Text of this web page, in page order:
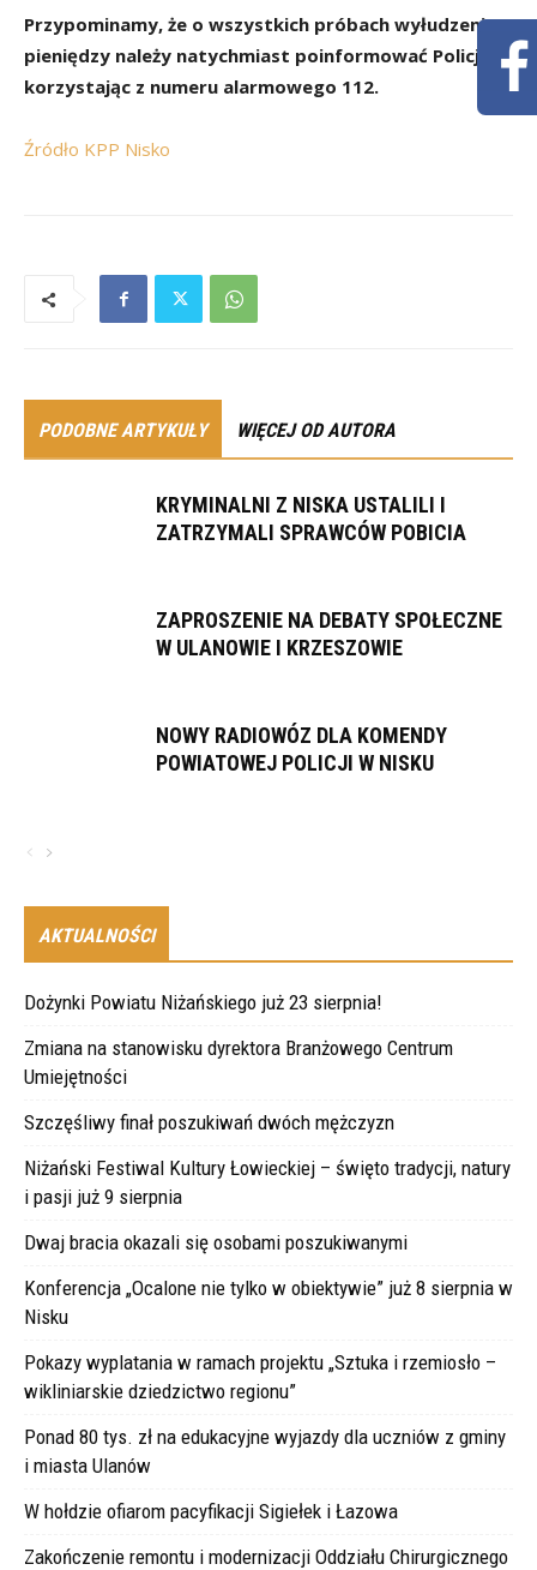
Przypominamy, że o wszystkich próbach wyłudzenia
pieniędzy należy natychmiast poinformować Policję,
korzystając z numeru alarmowego 112.
Źródło KPP Nisko
PODOBNE ARTYKUŁY WIĘCEJ OD AUTORA
KRYMINALNI Z NISKA USTALILI I
ZATRZYMALI SPRAWCÓW POBICIA
ZAPROSZENIE NA DEBATY SPOŁECZNE
W ULANOWIE I KRZESZOWIE
NOWY RADIOWÓZ DLA KOMENDY
POWIATOWEJ POLICJI W NISKU
AKTUALNOŚCI
Dożynki Powiatu Niżańskiego już 23 sierpnia!
Zmiana na stanowisku dyrektora Branżowego Centrum
Umiejętności
Szczęśliwy finał poszukiwań dwóch mężczyzn
Niżański Festiwal Kultury Łowieckiej – święto tradycji, natury
i pasji już 9 sierpnia
Dwaj bracia okazali się osobami poszukiwanymi
Konferencja „Ocalone nie tylko w obiektywie” już 8 sierpnia w
Nisku
Pokazy wyplatania w ramach projektu „Sztuka i rzemiosło –
wikliniarskie dziedzictwo regionu”
Ponad 80 tys. zł na edukacyjne wyjazdy dla uczniów z gminy
i miasta Ulanów
W hołdzie ofiarom pacyfikacji Sigiełek i Łazowa
Zakończenie remontu i modernizacji Oddziału Chirurgicznego